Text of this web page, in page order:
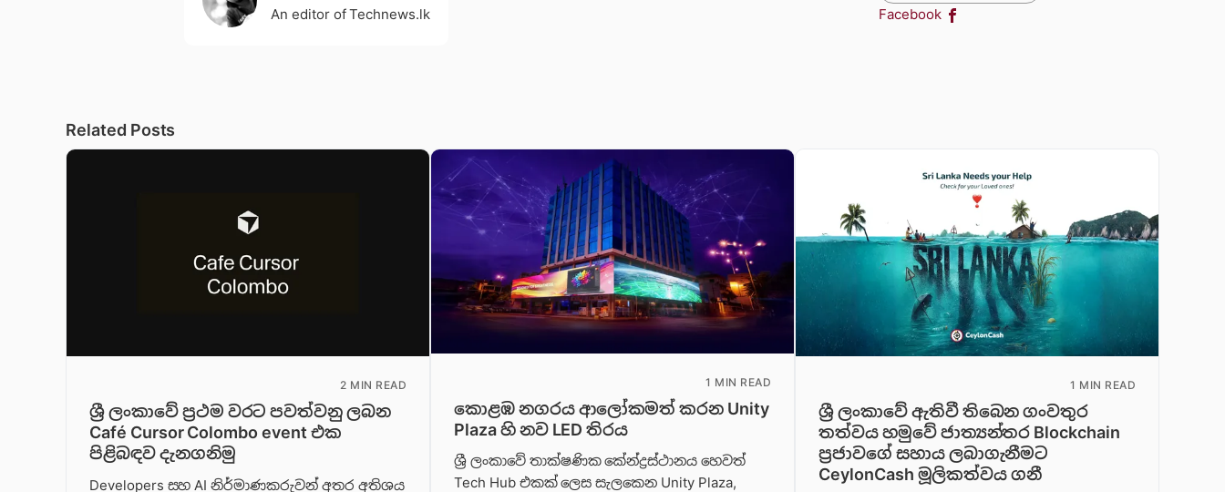
An editor of Technews.lk Facebook
Related Posts
2 MIN READ
ශ්‍රී ලංකාවේ ප්‍රථම වරට පවත්වනු ලබන
Café Cursor Colombo event එක
පිළිබඳව දැනගනිමු
Developers සහ AI නිර්මාණකරුවන් අතර අතිශය
1 MIN READ
කොළඹ නගරය ආලෝකමත් කරන Unity
Plaza හි නව LED තිරය
ශ්‍රී ලංකාවේ තාක්ෂණික කේන්ද්‍රස්ථානය හෙවත්
Tech Hub එකක් ලෙස සැලකෙන Unity Plaza,
1 MIN READ
ශ්‍රී ලංකාවේ ඇතිවී තිබෙන ගංවතුර
තත්වය හමුවේ ජාත්‍යන්තර Blockchain
ප්‍රජාවගේ සහාය ලබාගැනීමට
CeylonCash මූලිකත්වය ග​නී